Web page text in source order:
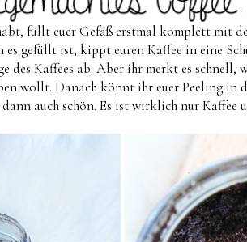
füllt euer Gefäß erstmal komplett mit
es gefüllt ist, kippt euren Kaffee in eine
des Kaffees ab. Aber ihr merkt es schnell,
wollt. Danach könnt ihr euer Peeling in
auch schön. Es ist wirklich nur Kaffee